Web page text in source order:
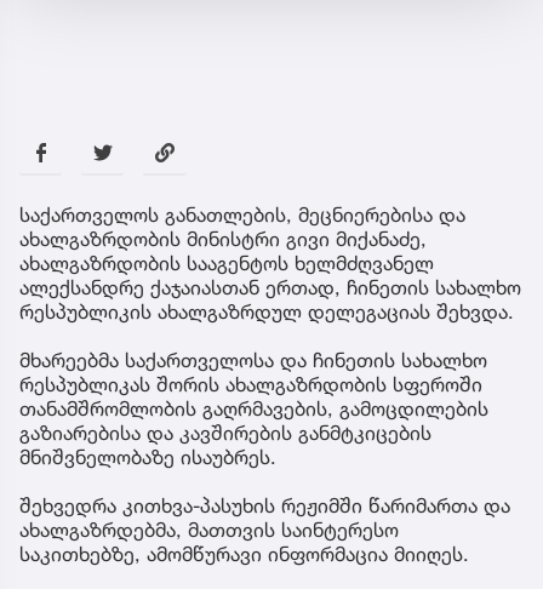
საქართველოს განათლების, მეცნიერებისა და
ახალგაზრდობის მინისტრი გივი მიქანაძე,
ახალგაზრდობის სააგენტოს ხელმძღვანელ
ალექსანდრე ქაჯაიასთან ერთად, ჩინეთის სახალხო
რესპუბლიკის ახალგაზრდულ დელეგაციას შეხვდა.
მხარეებმა საქართველოსა და ჩინეთის სახალხო
რესპუბლიკას შორის ახალგაზრდობის სფეროში
თანამშრომლობის გაღრმავების, გამოცდილების
გაზიარებისა და კავშირების განმტკიცების
მნიშვნელობაზე ისაუბრეს.
შეხვედრა კითხვა-პასუხის რეჟიმში წარიმართა და
ახალგაზრდებმა, მათთვის საინტერესო
საკითხებზე, ამომწურავი ინფორმაცია მიიღეს.